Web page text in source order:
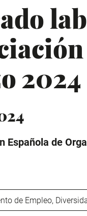
2024
Española de
de Empleo,